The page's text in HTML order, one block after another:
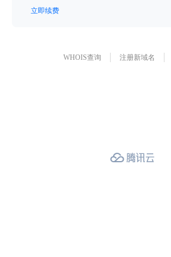
立即续费
WHOIS查询 注册新域名